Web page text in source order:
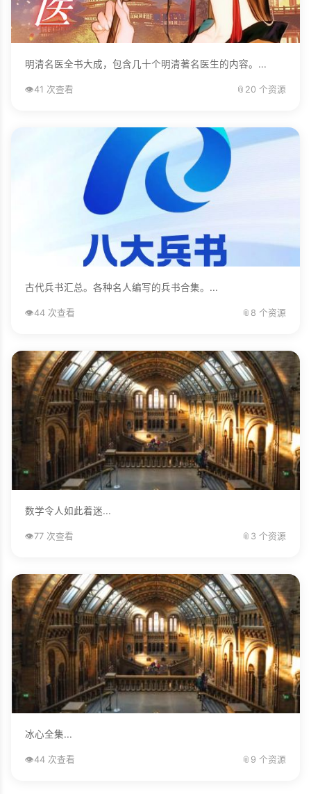
明清名医全书大成，包含几十个明清著名医生的内容。...
👁️41 次查看 📎 20 个资源
古代兵书汇总。各种名人编写的兵书合集。...
👁️44 次查看 📎 8 个资源
数学令人如此着迷...
👁️77 次查看 📎 3 个资源
冰心全集...
👁️44 次查看 📎 9 个资源